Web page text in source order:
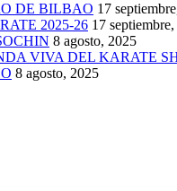
DE BILBAO 17
2025-26 17
8 agosto, 2025
VIVA DEL KARATE
8 agosto, 2025